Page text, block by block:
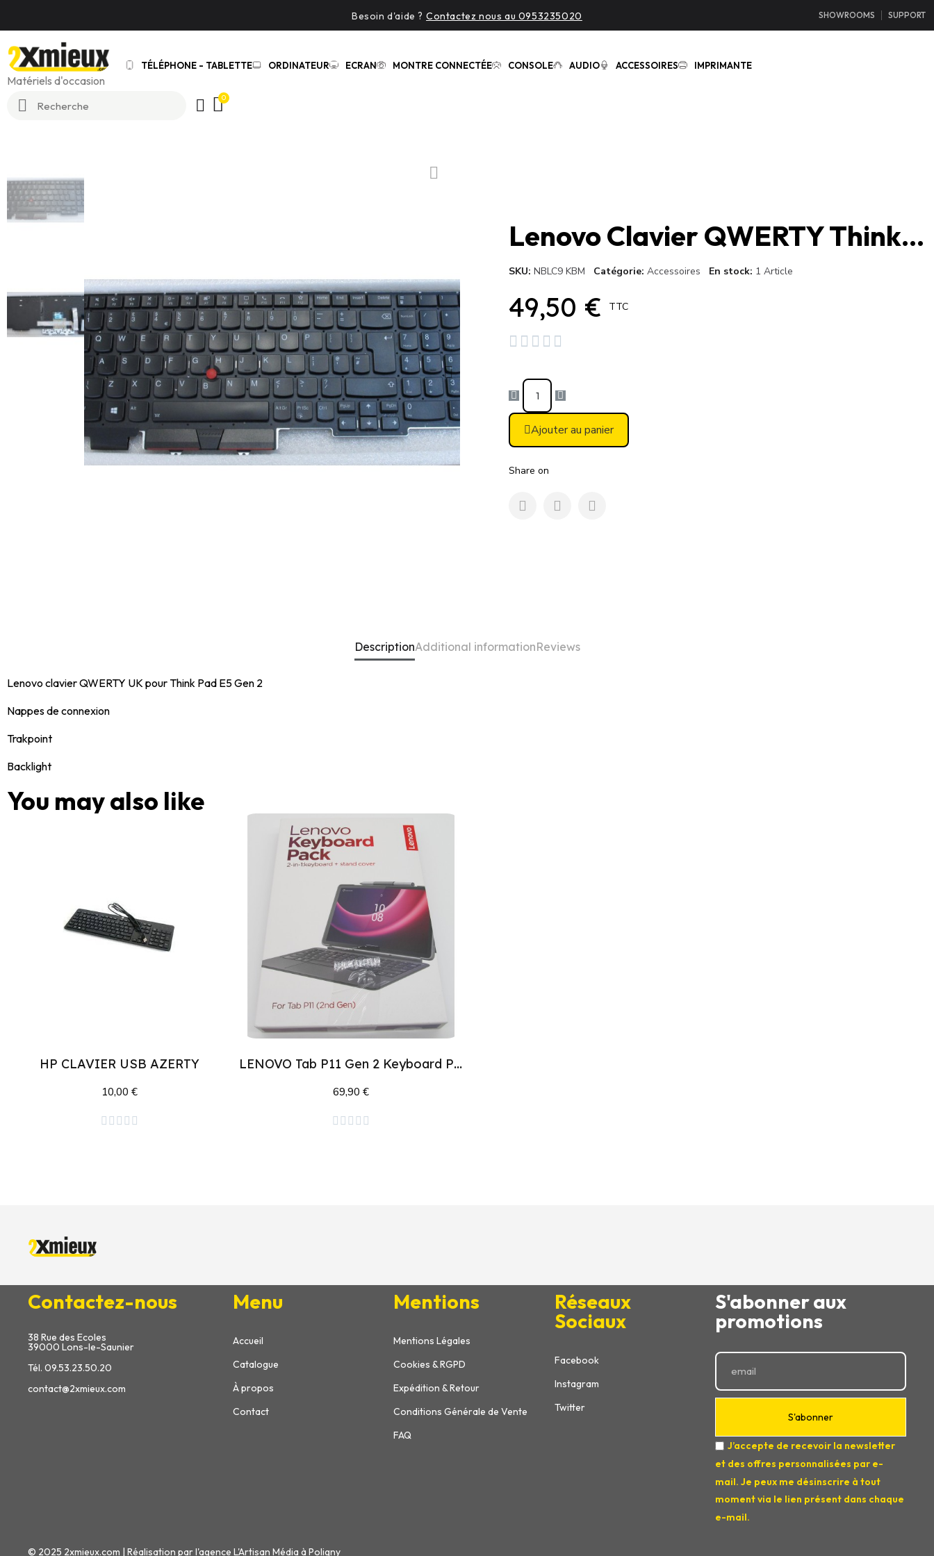
Besoin d'aide ? Contactez nous au 0953235020 SHOWROOMS SUPPORT
Matériels d'occasion
TÉLÉPHONE - TABLETTE ORDINATEUR ECRAN MONTRE CONNECTÉE CONSOLE AUDIO ACCESSOIRES IMPRIMANTE
Lenovo Clavier QWERTY Think Pad E15
SKU NBLC9 KBM Catégorie Accessoires En stock 1 Article
49,50 € TTC
    
Ajouter au panier
Share on
DescriptionAdditional informationReviews
Lenovo clavier QWERTY UK pour Think Pad E5 Gen 2
Nappes de connexion
Trakpoint
Backlight
You may also like
HP CLAVIER USB AZERTY
10,00 €
    
LENOVO Tab P11 Gen 2 Keyboard Pack AZERTY
69,90 €
    
Contactez-nous
38 Rue des Ecoles
39000 Lons-le-Saunier
Tél. 09.53.23.50.20
contact@2xmieux.com
Menu
Accueil
Catalogue
À propos
Contact
Mentions
Mentions Légales
Cookies & RGPD
Expédition & Retour
Conditions Générale de Vente
FAQ
Réseaux
Sociaux
Facebook
Instagram
Twitter
S'abonner aux
promotions
S'abonner
J’accepte de recevoir la newsletter
et des offres personnalisées par e-
mail. Je peux me désinscrire à tout
moment via le lien présent dans chaque
e-mail.
© 2025 2xmieux.com | Réalisation par l'agence L'Artisan Média à Poligny